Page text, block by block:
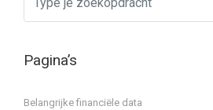
Pagina’s
Belangrijke financiële data